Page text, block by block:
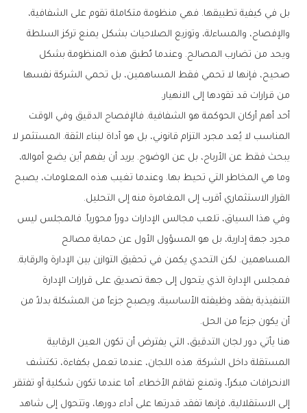
بل في كيفية تطبيقها. فهي منظومة متكاملة تقوم على الشفافية،
والإفصاح، والمساءلة، وتوزيع الصلاحيات بشكل يمنع تركز السلطة
ويحد من تضارب المصالح. وعندما تُطبق هذه المنظومة بشكل
صحيح، فإنها لا تحمي فقط المساهمين، بل تحمي الشركة نفسها
من قرارات قد تقودها إلى الانهيار.
أحد أهم أركان الحوكمة هو الشفافية. فالإفصاح الدقيق وفي الوقت
المناسب لا يُعد مجرد التزام قانوني، بل هو أداة لبناء الثقة. المستثمر لا
يبحث فقط عن الأرباح، بل عن الوضوح. يريد أن يفهم أين يضع أمواله،
وما هي المخاطر التي تحيط بها. وعندما تغيب هذه المعلومات، يصبح
القرار الاستثماري أقرب إلى المغامرة منه إلى التحليل.
وفي هذا السياق، تلعب مجالس الإدارات دوراً محورياً. فالمجلس ليس
مجرد جهة إدارية، بل هو المسؤول الأول عن حماية مصالح
المساهمين. لكن التحدي يكمن في تحقيق التوازن بين الإدارة والرقابة.
فمجلس الإدارة الذي يتحول إلى جهة تصديق على قرارات الإدارة
التنفيذية يفقد وظيفته الأساسية، ويصبح جزءاً من المشكلة بدلاً من
أن يكون جزءاً من الحل.
هنا يأتي دور لجان التدقيق، التي يفترض أن تكون العين الرقابية
المستقلة داخل الشركة. هذه اللجان، عندما تعمل بكفاءة، تكتشف
الانحرافات مبكراً، وتمنع تفاقم الأخطاء. أما عندما تكون شكلية أو تفتقر
إلى الاستقلالية، فإنها تفقد قدرتها على أداء دورها، وتتحول إلى شاهد